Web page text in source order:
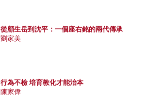
從顧生岳到沈平：一個座右銘的兩代傳承
劉家美
行為不檢 培育教化才能治本
陳家偉